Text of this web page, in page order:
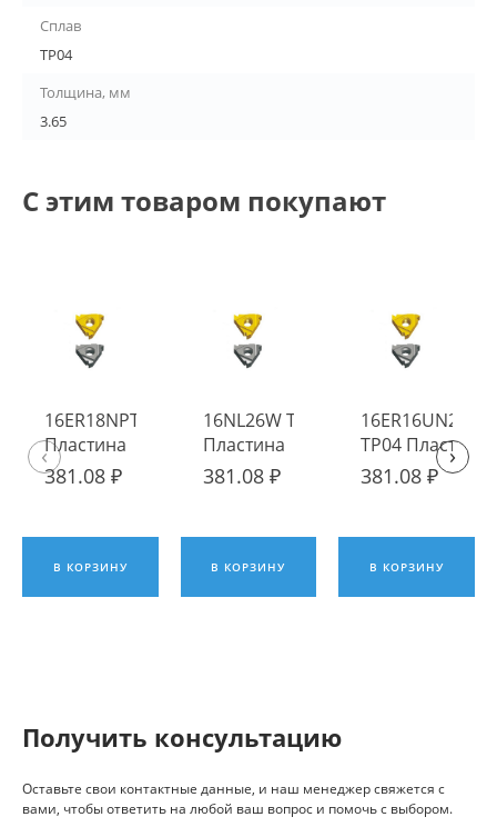
Сплав
TP04
Толщина, мм
3.65
С этим товаром покупают
16ER18NPT TP04
Пластина
твердосплавная
381.08 ₽
В КОРЗИНУ
16NL26W TP04
Пластина
твердосплавная
381.08 ₽
В КОРЗИНУ
16ER16UN2M
TP04 Пластина
381.08 ₽
В КОРЗИНУ
‹ ›
Получить консультацию
Оставьте свои контактные данные, и наш менеджер свяжется с
вами, чтобы ответить на любой ваш вопрос и помочь с выбором.